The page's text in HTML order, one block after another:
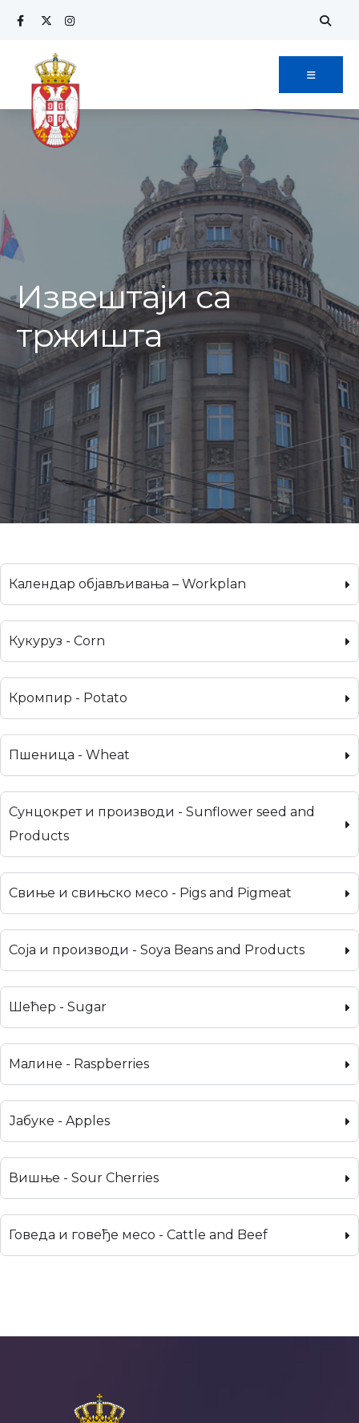
Извештаји са
тржишта
Календар објављивања – Workplan
Кукуруз - Corn
Кромпир - Potato
Пшеница - Wheat
Сунцокрет и производи - Sunflower seed and
Products
Свиње и свињско месо - Pigs and Pigmeat
Соја и производи - Soya Beans and Products
Шећер - Sugar
Малине - Raspberries
Јабуке - Apples
Вишње - Sour Cherries
Говеда и говеђе месо - Cattle and Beef